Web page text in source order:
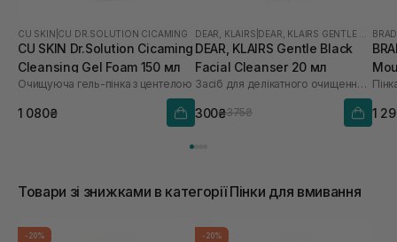
CU SKIN CU DR.SOLUTION CICAMING
CU SKIN Dr.Solution Cicaming
Cleansing Gel Foam 150 мл
Очищуюча гель-пінка з центелою
1 080₴
DEAR, KLAIRS DEAR, KLAIRS GENTLE BLACK
DEAR, KLAIRS Gentle Black
Facial Cleanser 20 мл
Засіб для делікатного очищення обличчя
300₴375₴ 1
Товари зі знижками в категорії Пінки для вмивання
-20% -20%